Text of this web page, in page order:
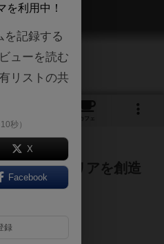
リズム
カフェ
！？プラナリアを創造
を利用中！
を記録する
ューを読む
リストの共
秒）
X
Facebook
録